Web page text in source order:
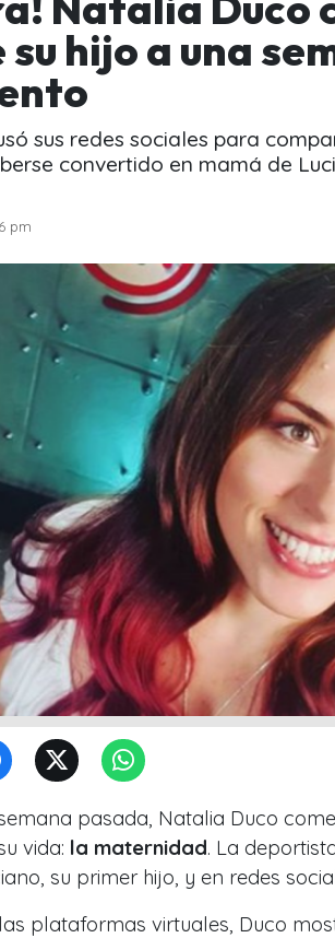
hijo a una
sus redes sociales para
convertido en mamá de
pm
pasada, Natalia Duco
vida: la maternidad. La
su primer hijo, y en redes
plataformas virtuales, Duco